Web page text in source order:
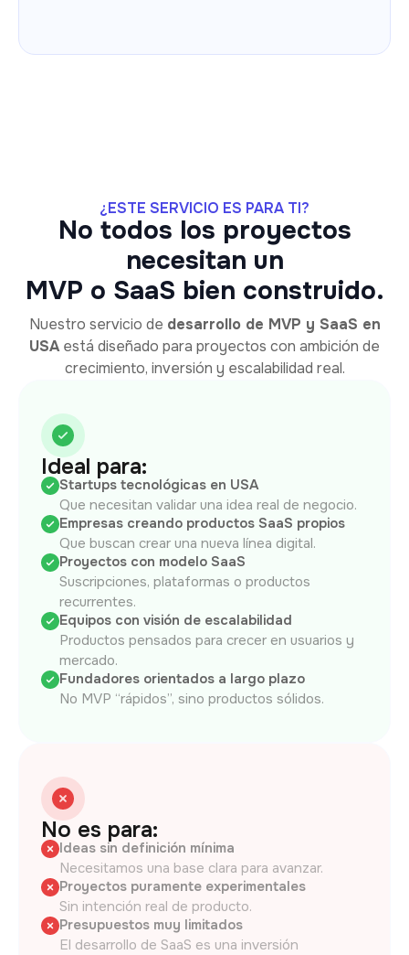
¿ESTE SERVICIO ES PARA TI?
No todos los proyectos
necesitan un
MVP o SaaS bien construido.
Nuestro servicio de desarrollo de MVP y SaaS en
USAestá diseñado para proyectos con ambición de
crecimiento, inversión y escalabilidad real.
Ideal para:
Startups tecnológicas en USA
Que necesitan validar una idea real de negocio.
Empresas creando productos SaaS propios
Que buscan crear una nueva línea digital.
Proyectos con modelo SaaS
Suscripciones, plataformas o productos
recurrentes.
Equipos con visión de escalabilidad
Productos pensados para crecer en usuarios y
mercado.
Fundadores orientados a largo plazo
No MVP “rápidos”, sino productos sólidos.
No es para:
Ideas sin definición mínima
Necesitamos una base clara para avanzar.
Proyectos puramente experimentales
Sin intención real de producto.
Presupuestos muy limitados
El desarrollo de SaaS es una inversión